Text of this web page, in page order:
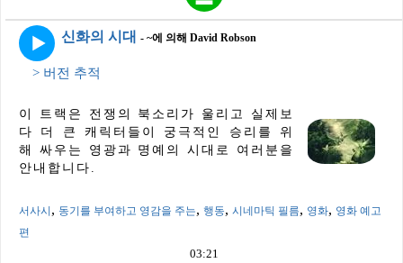
신화의 시대 - ~에 의해 David Robson
> 버전 추적
이 트랙은 전쟁의 북소리가 울리고 실제보
다 더 큰 캐릭터들이 궁극적인 승리를 위
해 싸우는 영광과 명예의 시대로 여러분을
안내합니다.
서사시 , 동기를 부여하고 영감을 주는, 행동, 시네마틱 필름, 영화, 영화 예고
편
03:21